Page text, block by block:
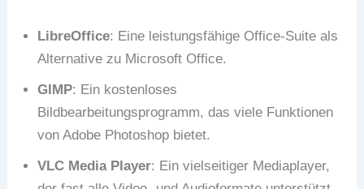
LibreOffice: Eine leistungsfähige Office-Suite als
Alternative zu Microsoft Office.
GIMP: Ein kostenloses
Bildbearbeitungsprogramm, das viele Funktionen
von Adobe Photoshop bietet.
VLC Media Player: Ein vielseitiger Mediaplayer,